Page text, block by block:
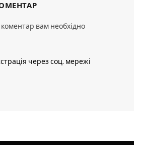
вам необхідно
через соц. мережі